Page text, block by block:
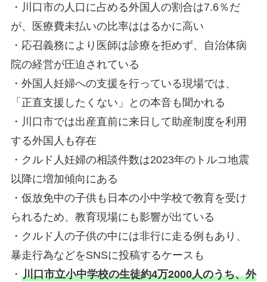
・川口市の人口に占める外国人の割合は7.6％だ
が、医療費未払いの比率ははるかに高い
・応召義務により医師は診療を拒めず、自治体病
院の経営が圧迫されている
・外国人妊婦への支援を行っている現場では、
「正直支援したくない」との本音も聞かれる
・川口市では出産直前に来日して助産制度を利用
する外国人も存在
・クルド人妊婦の相談件数は2023年のトルコ地震
以降に増加傾向にある
・仮放免中の子供も日本の小中学校で教育を受け
られるため、教育現場にも影響が出ている
・クルド人の子供の中には非行に走る例もあり、
暴走行為などをSNSに投稿するケースも
・ 川口市立小中学校の生徒約4万2000人のうち、外